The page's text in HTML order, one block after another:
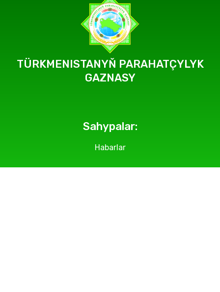
TÜRKMENISTANYŇ PARAHATÇYLYK
GAZNASY
Sahypalar:
Habarlar